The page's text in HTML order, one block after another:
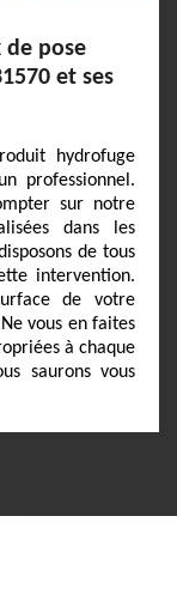
de pose
et ses
hydrofuge
professionnel.
sur notre
dans les
de tous
intervention.
de votre
vous en faites
à chaque
saurons vous